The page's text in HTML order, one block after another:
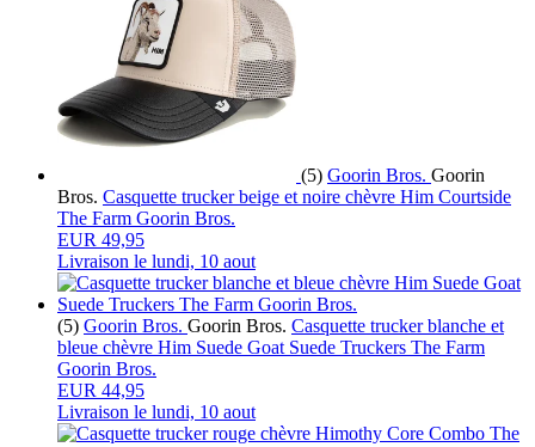
(5) Goorin Bros. Goorin
Bros. Casquette trucker beige et noire chèvre Him Courtside
The Farm Goorin Bros.
EUR 49,95
Livraison le lundi, 10 aout
(5) Goorin Bros. Goorin Bros. Casquette trucker blanche et
bleue chèvre Him Suede Goat Suede Truckers The Farm
Goorin Bros.
EUR 44,95
Livraison le lundi, 10 aout